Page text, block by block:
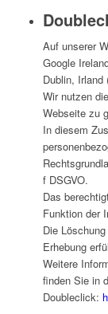
Auf unserer
Google
Dublin, Irland
Wir nutzen
Webseite zu
In diesem
f DSGVO.
Das
Funktion der
Die
Erhebung
Weitere
finden Sie in
Doubleclick: